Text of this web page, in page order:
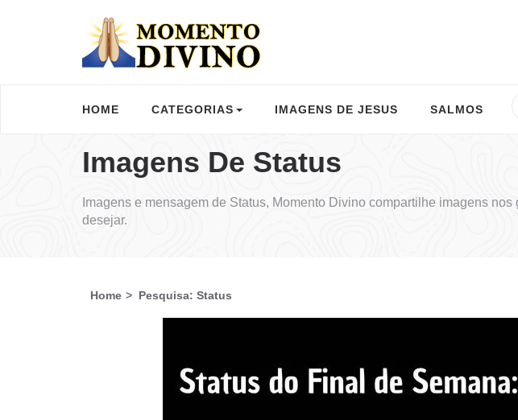
HOME CATEGORIAS IMAGENS DE JESUS SALMOS
Imagens De Status
Imagens e mensagem de Status, Momento Divino compartilhe imagens
desejar.
Home Pesquisa: Status